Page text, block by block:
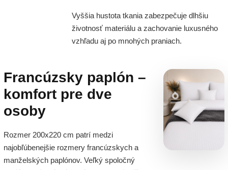
Vyššia hustota tkania zabezpečuje dlhšiu
životnosť materiálu a zachovanie luxusného
vzhľadu aj po mnohých praniach.
Francúzsky paplón –
komfort pre dve
osoby
Rozmer 200x220 cm patrí medzi
najobľúbenejšie rozmery francúzskych a
manželských paplónov. Veľký spoločný